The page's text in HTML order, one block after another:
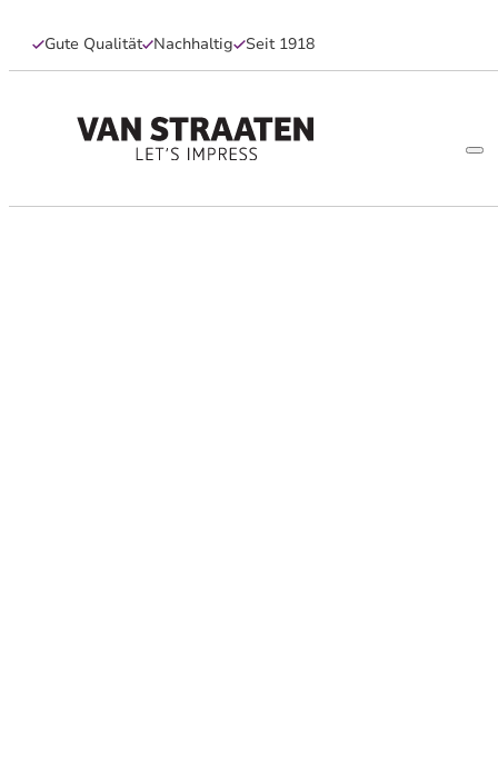
Gute Qualität Nachhaltig Seit 1918